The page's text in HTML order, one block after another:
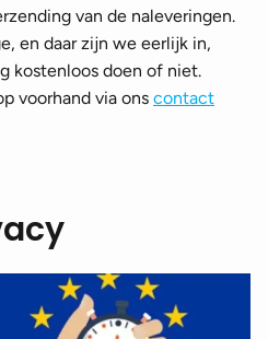
van de naleveringen.
en daar zijn we eerlijk in,
kostenloos doen of niet.
voorhand via ons contact